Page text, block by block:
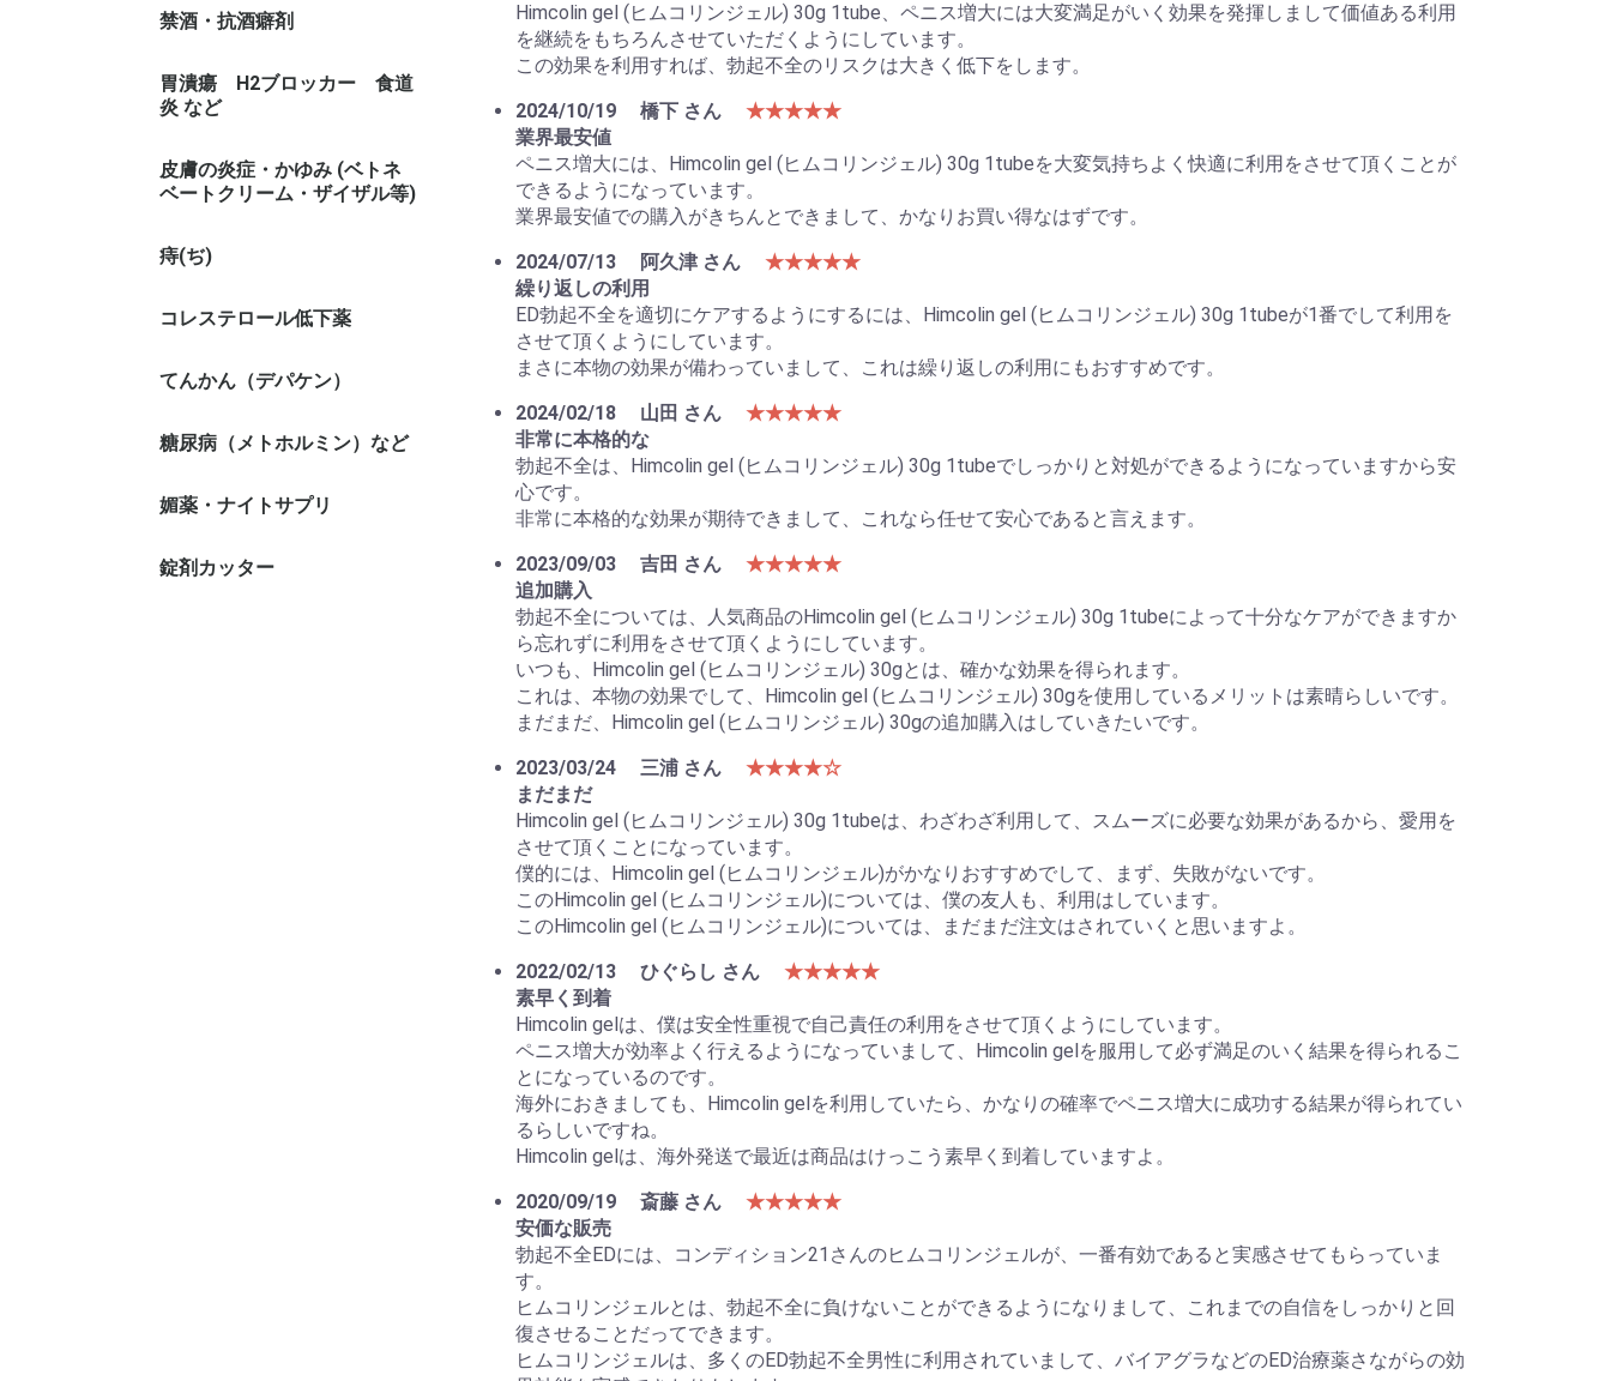
禁酒・抗酒癖剤
胃潰瘍 H2ブロッカー 食道
炎 など
皮膚の炎症・かゆみ (ベトネ
ベートクリーム・ザイザル等)
痔(ぢ)
コレステロール低下薬
てんかん（デパケン）
糖尿病（メトホルミン）など
媚薬・ナイトサプリ
錠剤カッター
Himcolin gel (ヒムコリンジェル) 30g 1tube、ペニス増大には大変満足がいく効果を発揮しまして価値ある利用
を継続をもちろんさせていただくようにしています。
この効果を利用すれば、勃起不全のリスクは大きく低下をします。
2024/10/19
橋下 さん
★★★★★
業界最安値
ペニス増大には、Himcolin gel (ヒムコリンジェル) 30g 1tubeを大変気持ちよく快適に利用をさせて頂くことが
できるようになっています。
業界最安値での購入がきちんとできまして、かなりお買い得なはずです。
2024/07/13
阿久津 さん
★★★★★
繰り返しの利用
ED勃起不全を適切にケアするようにするには、Himcolin gel (ヒムコリンジェル) 30g 1tubeが1番でして利用を
させて頂くようにしています。
まさに本物の効果が備わっていまして、これは繰り返しの利用にもおすすめです。
2024/02/18
山田 さん
★★★★★
非常に本格的な
勃起不全は、Himcolin gel (ヒムコリンジェル) 30g 1tubeでしっかりと対処ができるようになっていますから安
心です。
非常に本格的な効果が期待できまして、これなら任せて安心であると言えます。
2023/09/03
吉田 さん
★★★★★
追加購入
勃起不全については、人気商品のHimcolin gel (ヒムコリンジェル) 30g 1tubeによって十分なケアができますか
ら忘れずに利用をさせて頂くようにしています。
いつも、Himcolin gel (ヒムコリンジェル) 30gとは、確かな効果を得られます。
これは、本物の効果でして、Himcolin gel (ヒムコリンジェル) 30gを使用しているメリットは素晴らしいです。
まだまだ、Himcolin gel (ヒムコリンジェル) 30gの追加購入はしていきたいです。
2023/03/24
三浦 さん
★★★★☆
まだまだ
Himcolin gel (ヒムコリンジェル) 30g 1tubeは、わざわざ利用して、スムーズに必要な効果があるから、愛用を
させて頂くことになっています。
僕的には、Himcolin gel (ヒムコリンジェル)がかなりおすすめでして、まず、失敗がないです。
このHimcolin gel (ヒムコリンジェル)については、僕の友人も、利用はしています。
このHimcolin gel (ヒムコリンジェル)については、まだまだ注文はされていくと思いますよ。
2022/02/13
ひぐらし さん
★★★★★
素早く到着
Himcolin gelは、僕は安全性重視で自己責任の利用をさせて頂くようにしています。
ペニス増大が効率よく行えるようになっていまして、Himcolin gelを服用して必ず満足のいく結果を得られるこ
とになっているのです。
海外におきましても、Himcolin gelを利用していたら、かなりの確率でペニス増大に成功する結果が得られてい
るらしいですね。
Himcolin gelは、海外発送で最近は商品はけっこう素早く到着していますよ。
2020/09/19
斎藤 さん
★★★★★
安価な販売
勃起不全EDには、コンディション21さんのヒムコリンジェルが、一番有効であると実感させてもらっていま
す。
ヒムコリンジェルとは、勃起不全に負けないことができるようになりまして、これまでの自信をしっかりと回
復させることだってできます。
ヒムコリンジェルは、多くのED勃起不全男性に利用されていまして、バイアグラなどのED治療薬さながらの効